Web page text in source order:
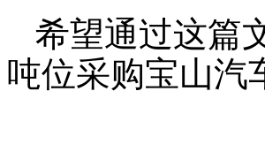
希望通过这篇
吨位采购宝山汽